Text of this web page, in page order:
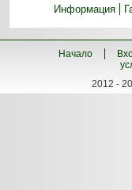
Информация
Начало
2012 -